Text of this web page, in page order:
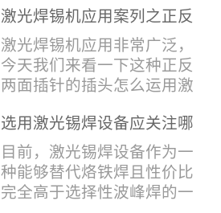
整机调试、性能检测到成品
领域十余载，没有华丽的措
辞，只有最朴实的工艺呈
现，为客户解决实实在在的
落地生产难题。决定电池安
全的“微米关卡”随着新能源
汽车与储能市场爆发式增
堂，共同回顾了过去一年的
奋斗与辉煌，分享了成功的
喜悦，并对新的一年充满了
无限憧憬。回望过去，铭记
经理尹建中先生发表了振奋
人心的讲话。他首先对全体
员工在过去一年中的辛勤付
出和卓越贡献表示了最衷心
的感谢，并全面回顾了公司
激光焊锡机应用案列之正反
两面插针焊接
激光焊锡机应用非常广泛，
今天我们来看一下这种正反
两面插针的插头怎么运用激
反两面都有插针的插头，其
焊接的方式还是有一定的难
点的，第一回流焊和自动烙
铁焊都不合适，因为对面一
选用激光锡焊设备应关注哪
些方面
目前，激光锡焊设备作为一
种能够替代烙铁焊且性价比
完全高于选择性波峰焊的一